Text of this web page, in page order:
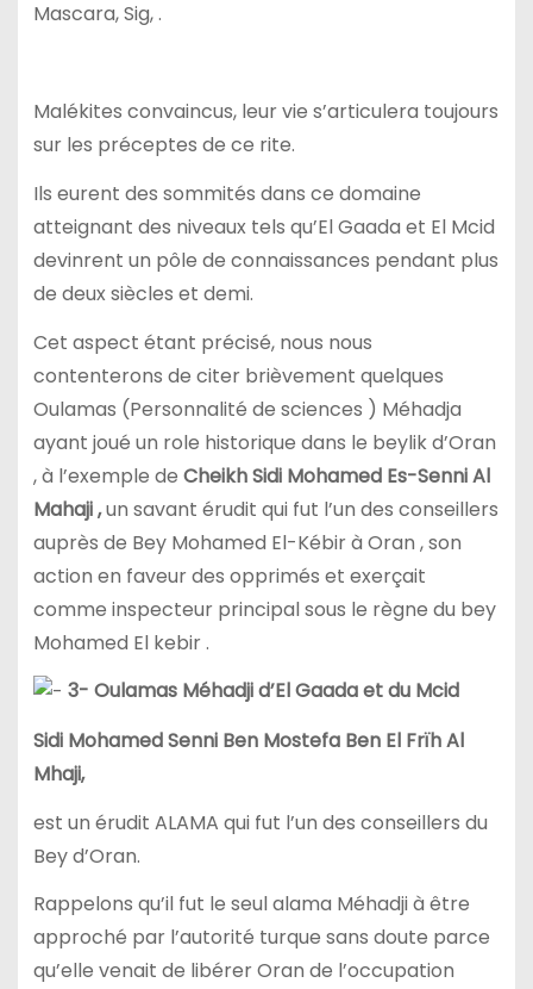
Mascara, Sig, .
Malékites convaincus, leur vie s’articulera toujours
sur les préceptes de ce rite.
Ils eurent des sommités dans ce domaine
atteignant des niveaux tels qu’El Gaada et El Mcid
devinrent un pôle de connaissances pendant plus
de deux siècles et demi.
Cet aspect étant précisé, nous nous
contenterons de citer brièvement quelques
Oulamas (Personnalité de sciences ) Méhadja
ayant joué un role historique dans le beylik d’Oran
, à l’exemple de Cheikh Sidi Mohamed Es-Senni Al
Mahaji ,un savant érudit qui fut l’un des conseillers
auprès de Bey Mohamed El-Kébir à Oran , son
action en faveur des opprimés et exerçait
comme inspecteur principal sous le règne du bey
Mohamed El kebir .
3- Oulamas Méhadji d’El Gaada et du Mcid
Sidi Mohamed Senni Ben Mostefa Ben El Frïh Al
Mhaji,
est un érudit ALAMA qui fut l’un des conseillers du
Bey d’Oran.
Rappelons qu’il fut le seul alama Méhadji à être
approché par l’autorité turque sans doute parce
qu’elle venait de libérer Oran de l’occupation